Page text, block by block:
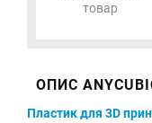
товар
ОПИС
Пластик для 3D